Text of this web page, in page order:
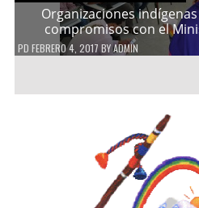
Organizaciones
compromisos con el
PD FEBRERO 4, 2017 BYADMIN